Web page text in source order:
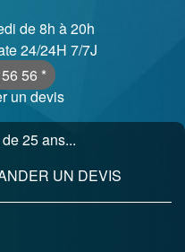
de 8h à 20h
24/24H 7/7J
56 *
un devis
25 ans...
UN DEVIS